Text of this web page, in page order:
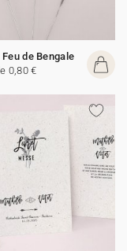
de Bengale
0,80 €